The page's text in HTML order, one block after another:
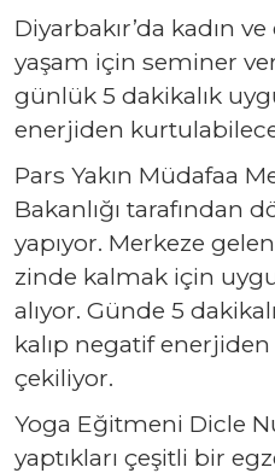
Diyarbakır’da kadın
yaşam için seminer
günlük 5 dakikalık
enerjiden
Pars Yakın Müdafaa
Bakanlığı tarafından
yapıyor. Merkeze
zinde kalmak için
alıyor. Günde 5
kalıp negatif
çekiliyor.
Yoga Eğitmeni Dicle
yaptıkları çeşitli bir